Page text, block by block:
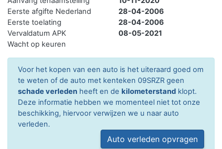
Eerste afgifte Nederland
28-04-2006
Eerste toelating
28-04-2006
Vervaldatum APK
08-05-2021
Wacht op keuren
Voor het kopen van een auto is het uiteraard goed om
te weten of de auto met kenteken 09SRZR geen
schade verleden heeft en de kilometerstand klopt.
Deze informatie hebben we momenteel niet tot onze
beschikking, hiervoor verwijzen we u naar auto
verleden.
Auto verleden opvragen